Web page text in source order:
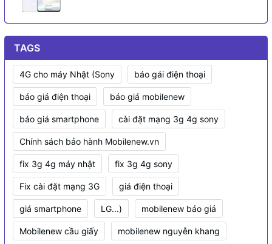
TAGS
4G cho máy Nhật (Sony báo gái điện thoại
báo giá điện thoại báo giá mobilenew
báo giá smartphone cài đặt mạng 3g 4g sony
Chính sách bảo hành Mobilenew.vn
fix 3g 4g máy nhật fix 3g 4g sony
Fix cài đặt mạng 3G giá điện thoại
giá smartphone LG...) mobilenew báo giá
Mobilenew cầu giấy mobilenew nguyễn khang